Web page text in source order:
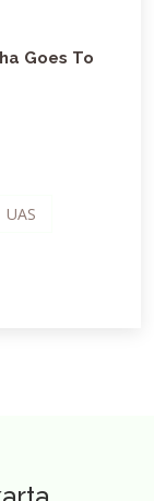
2026
Goes To
UAS